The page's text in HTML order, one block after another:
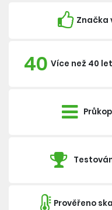
Značka
40 Více než 40
Prověřeno